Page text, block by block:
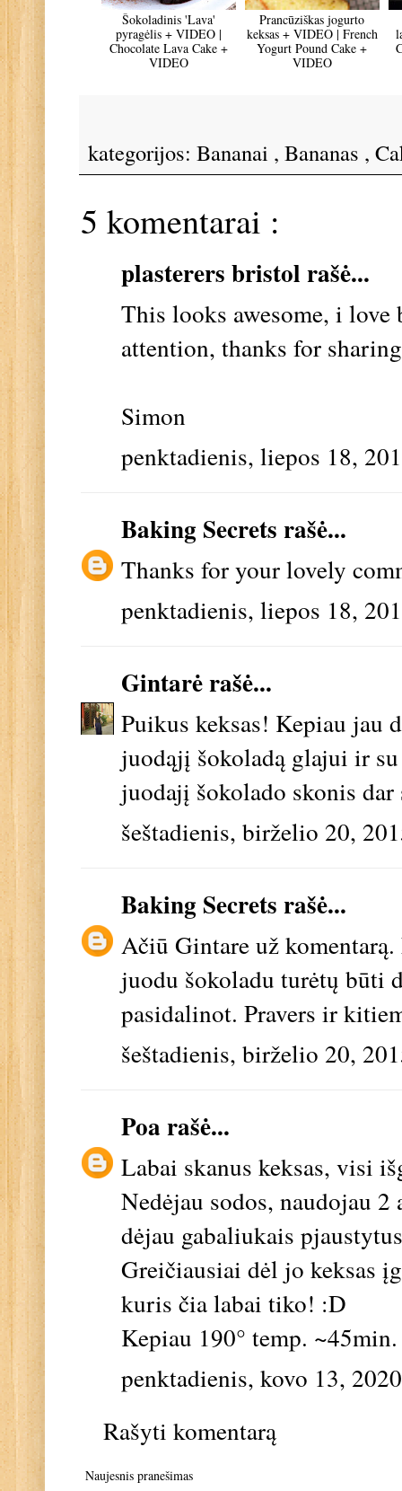
Šokoladinis 'Lava'
pyragėlis + VIDEO |
Chocolate Lava Cake +
VIDEO
Prancūziškas jogurto
keksas + VIDEO | French
Yogurt Pound Cake +
VIDEO
kategorijos: Bananai , Bananas ,
5 komentarai :
plasterers bristol rašė...
This looks awesome, i
attention, thanks for
Simon
penktadienis, liepos 18,
Baking Secrets rašė...
Thanks for your lovely
penktadienis, liepos 18,
Gintarėrašė...
Puikus keksas! Kepiau jau
juodąjį šokoladą glajui ir
juodajį šokolado skonis
šeštadienis, birželio 20,
Baking Secrets rašė...
Ačiū Gintare už
juodu šokoladu turėtų būti
pasidalinot. Pravers ir
šeštadienis, birželio 20,
Poa rašė...
Labai skanus keksas, visi
Nedėjau sodos, naudojau
dėjau gabaliukais
Greičiausiai dėl jo keksas
kuris čia labai tiko! :D
Kepiau 190° temp. ~45min.
penktadienis, kovo 13, 2020
Rašyti komentarą
Naujesnis pranešimas